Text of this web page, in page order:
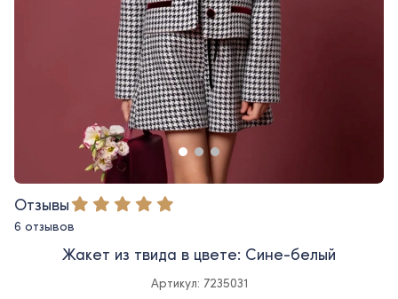
Отзывы
6 отзывов
Жакет из твида в цвете: Сине-белый
Артикул: 7235031